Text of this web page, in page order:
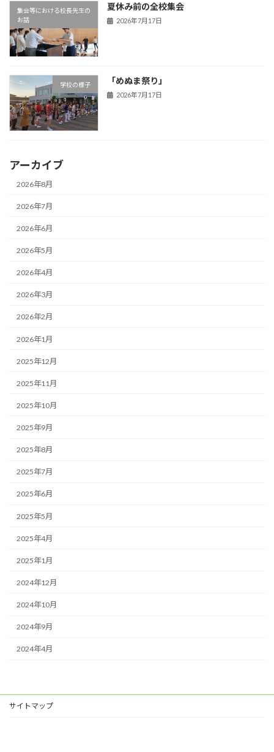
集会等における校長先生の
お話
夏休み前の全校集会
2026年7月17日
学校の様子 「めぬま祭り」
2026年7月17日
アーカイブ
2026年8月
2026年7月
2026年6月
2026年5月
2026年4月
2026年3月
2026年2月
2026年1月
2025年12月
2025年11月
2025年10月
2025年9月
2025年8月
2025年7月
2025年6月
2025年5月
2025年4月
2025年1月
2024年12月
2024年10月
2024年9月
2024年4月
サイトマップ